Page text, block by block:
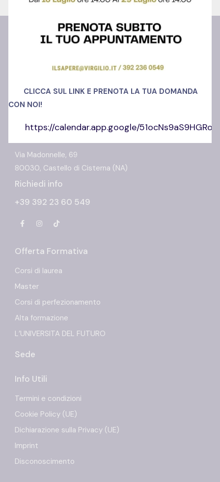
Polo Ansi Somma
Via Madonnelle, 69
80030, Castello di Cisterna (NA)
Richiedi info
+39 392 23 60 549
Offerta Formativa
Corsi di laurea
Master
Corsi di perfezionamento
Alta formazione
L’UNIVERSITA DEL FUTURO
Sede
Info Utili
Termini e condizioni
Cookie Policy (UE)
Dichiarazione sulla Privacy (UE)
Imprint
Disconoscimento
CLICCA SUL LINK E PRENOTA LA TUA DOMANDA
CON NOI!
https://calendar.app.google/